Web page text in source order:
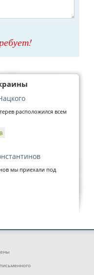
расположился всем
мы приехали под